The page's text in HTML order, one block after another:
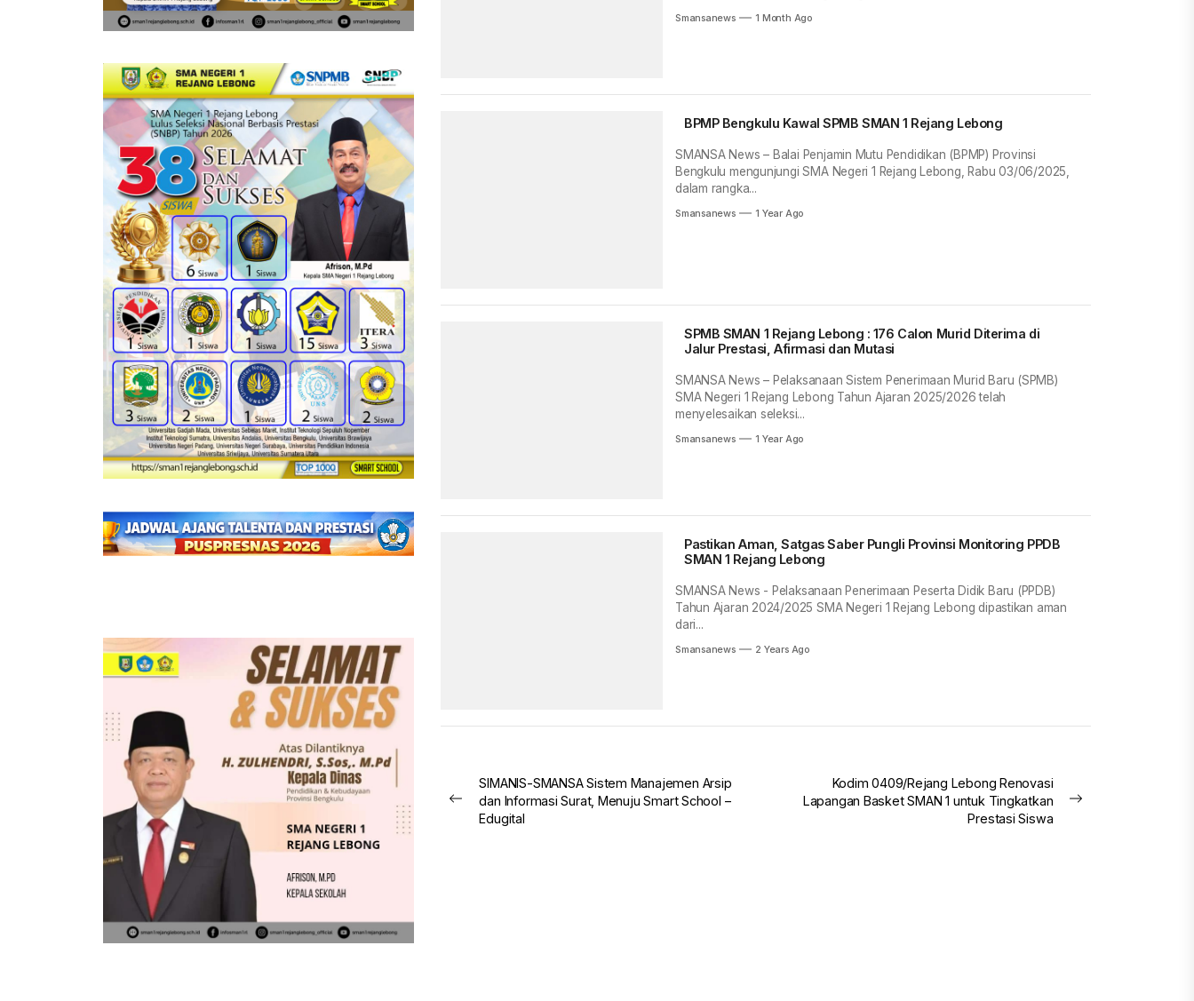
Smansanews 1 Month Ago
BPMP Bengkulu Kawal SPMB SMAN 1 Rejang Lebong
SMANSA News – Balai Penjamin Mutu Pendidikan (BPMP) Provinsi
Bengkulu mengunjungi SMA Negeri 1 Rejang Lebong, Rabu 03/06/2025,
dalam rangka...
Smansanews 1 Year Ago
SPMB SMAN 1 Rejang Lebong : 176 Calon Murid Diterima di
Jalur Prestasi, Afirmasi dan Mutasi
SMANSA News – Pelaksanaan Sistem Penerimaan Murid Baru (SPMB)
SMA Negeri 1 Rejang Lebong Tahun Ajaran 2025/2026 telah
menyelesaikan seleksi...
Smansanews 1 Year Ago
Pastikan Aman, Satgas Saber Pungli Provinsi Monitoring PPDB
SMAN 1 Rejang Lebong
SMANSA News - Pelaksanaan Penerimaan Peserta Didik Baru (PPDB)
Tahun Ajaran 2024/2025 SMA Negeri 1 Rejang Lebong dipastikan aman
dari...
Smansanews 2 Years Ago
Post
navigation
Previous
SIMANIS-SMANSA Sistem Manajemen Arsip
dan Informasi Surat, Menuju Smart School –
Edugital
Kodim 0409/Rejang Lebong Renovasi
Lapangan Basket SMAN 1 untuk Tingkatkan
Prestasi Siswa